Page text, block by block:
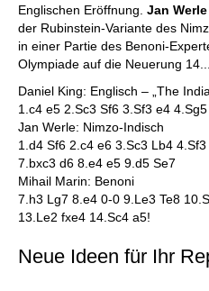
Englischen Eröffnung. Jan Werle
der Rubinstein-Variante des
in einer Partie des Benoni-
Olympiade auf die Neuerung
Daniel King: Englisch – „The
1.c4 e5 2.Sc3 Sf6 3.Sf3 e4
Jan Werle: Nimzo-Indisch
1.d4 Sf6 2.c4 e6 3.Sc3 Lb4
7.bxc3 d6 8.e4 e5 9.d5 Se7
Mihail Marin: Benoni
7.h3 Lg7 8.e4 0-0 9.Le3 Te8
13.Le2 fxe4 14.Sc4 a5!
Neue Ideen für Ihr